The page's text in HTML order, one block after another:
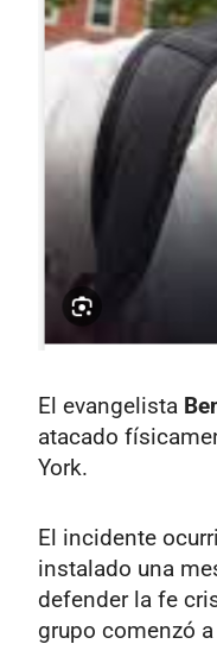
El evangelista
atacado
York.
El incidente
instalado una
defender la fe
grupo comenzó